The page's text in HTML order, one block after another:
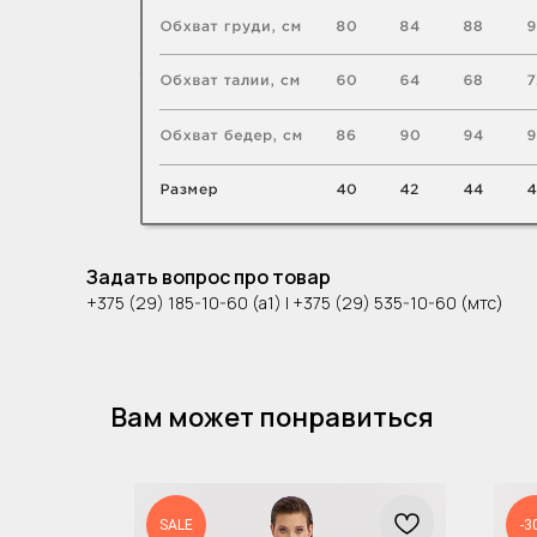
Задать вопрос про товар
+375 (29) 185-10-60 (а1) | +375 (29) 535-10-60 (мтс)
Вам может понравиться
SALE -